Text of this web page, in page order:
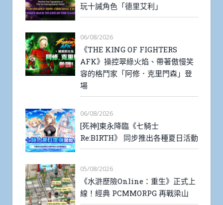
玩十誡角色「德里艾利」
06/08/2026
《THE KING OF FIGHTERS
AFK》操控翠綠火焰、帶著傲慢笑
容的格鬥家「阿修．克里門森」登
場
06/08/2026
[死神]東永降臨《七騎士
Re:BIRTH》 同步推出各種夏日活動
05/08/2026
《水滸歷險Online：重生》正式上
線！經典 PCMMORPG 再戰梁山